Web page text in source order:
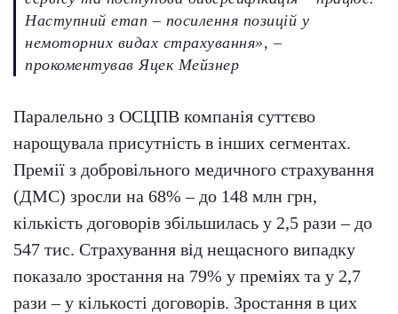
Наступний етап – посилення позицій у
немоторних видах страхування», –
прокоментував Яцек Мейзнер
Паралельно з ОСЦПВ компанія суттєво
нарощувала присутність в інших сегментах.
Премії з добровільного медичного страхування
(ДМС) зросли на 68% – до 148 млн грн,
кількість договорів збільшилась у 2,5 рази – до
547 тис. Страхування від нещасного випадку
показало зростання на 79% у преміях та у 2,7
рази – у кількості договорів. Зростання в цих